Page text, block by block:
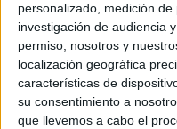
personalizado, medición de
investigación de audiencia
permiso, nosotros y
localización geográfica
características de
su consentimiento a
que llevemos a cabo el
Escorpio: 06, 14, 17
Sagitario:11, 29, 34